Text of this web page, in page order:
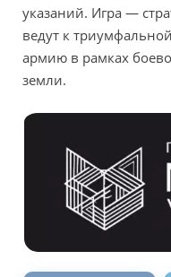
указаний. Игра —
ведут к
армию в рамках
земли.